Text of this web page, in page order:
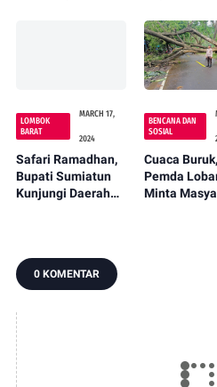
Mesanggok
LOMBOK
BARAT
MARCH 17,
2024
Safari Ramadhan,
Bupati Sumiatun
Kunjungi Daerah
BENCANA DAN
SOSIAL
Cuaca Buruk,
Pemda
Minta
0 KOMENTAR